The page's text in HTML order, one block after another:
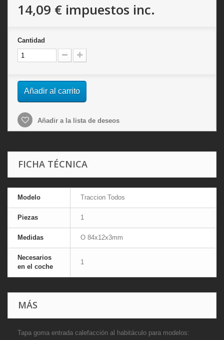
14,09 € impuestos inc.
Cantidad
Añadir al carrito
Añadir a la lista de deseos
FICHA TÉCNICA
Modelo Traccion Todos
Piezas 1
Medidas O 84x12x3mm
Necesarios
en el coche
1
MÁS
Tapa goma entrada calefacción al habitáculo para modelos: